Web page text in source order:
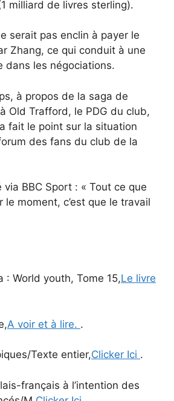
milliard de livres sterling).
serait pas enclin à payer le
Zhang, ce qui conduit à une
dans les négociations.
à propos de la saga de
Old Trafford, le PDG du club,
fait le point sur la situation
des fans du club de la
BBC Sport : « Tout ce que
le moment, c’est que le travail
: World youth, Tome 15,Le livre
A voir et à lire. .
Texte entier,Clicker Ici .
français à l’intention des